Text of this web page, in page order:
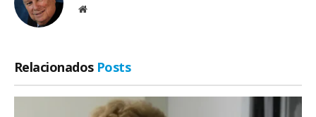
Site
Relacionados Posts